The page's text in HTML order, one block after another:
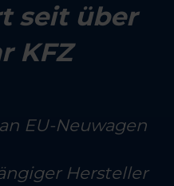
seit über
KFZ
EU-Neuwagen
Hersteller